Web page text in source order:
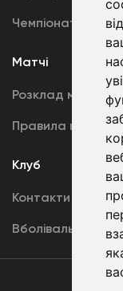
Чемпіонат
Матчі
Розклад матчів
Правила
Клуб
Контакти
Вболівальникам